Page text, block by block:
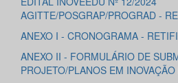
AGITTE/POSGRAP/PROGRAD -
ANEXO I - CRONOGRAMA -
ANEXO II - FORMULÁRIO DE
PROJETO/PLANOS EM